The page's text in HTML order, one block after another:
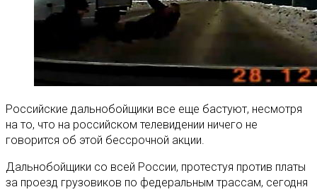
Российские дальнобойщики все еще бастуют, несмотря
на то, что на российском телевидении ничего не
говорится об этой бессрочной акции.
Дальнобойщики со всей России, протестуя против платы
за проезд грузовиков по федеральным трассам, сегодня